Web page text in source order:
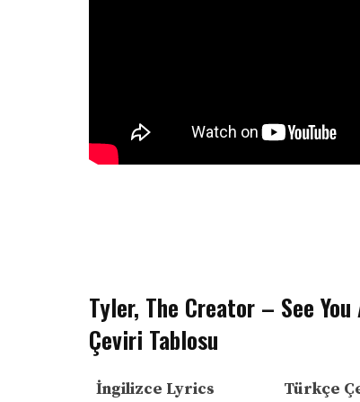
Tyler, The Creator – See
Çeviri Tablosu
İngilizce Lyrics Türkçe